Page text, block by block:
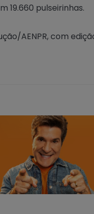
19.660 pulseirinhas.
AENPR, com